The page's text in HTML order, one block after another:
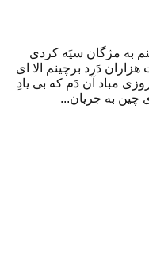
به مژگان سیَه کردی
دَرد برچینم الا ای
مباد آن دَم که بی یادِ
به جریان...